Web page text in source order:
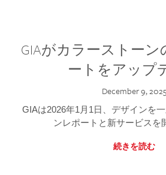
GIAがカラーストー
ートをアップ
December 9, 2025
GIAは2026年1月1日、デザインを
ンレポートと新サービスを
続きを読む